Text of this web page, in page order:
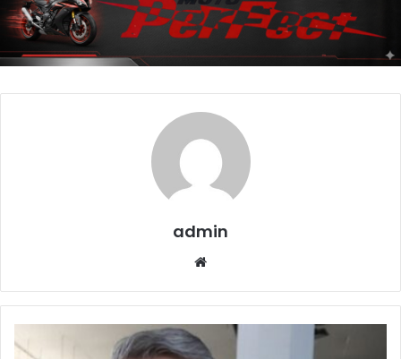
admin